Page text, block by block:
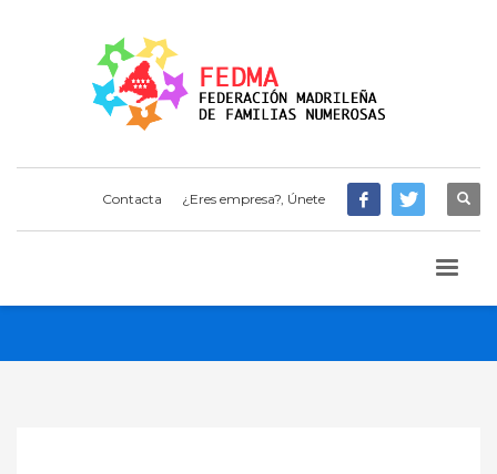
Contacta ¿Eres empresa?, Únete